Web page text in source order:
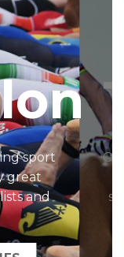
sport
great
and